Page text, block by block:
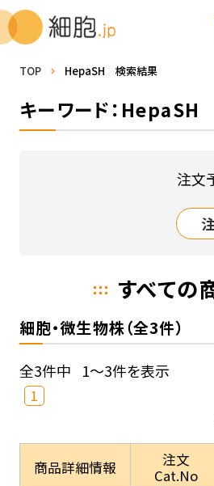
TOP HepaSH 検索結果
キーワード：HepaSH
注文
すべての
細胞・微生物株（全3件）
全3件中 1～3件を表示
1
商品詳細情報
注文
Cat.No